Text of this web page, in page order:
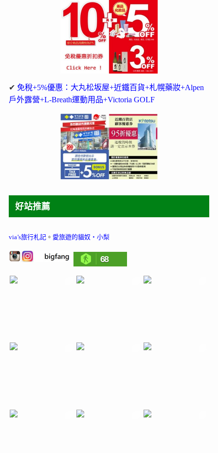
✔ 免稅+5%優惠：大丸松坂屋+近鐵百貨+札幌藥妝+Alpen
戶外露營+L-Breath運動用品+Victoria GOLF
好站推薦
via’s旅行札記。 愛旅遊的貓奴‧小梨
68